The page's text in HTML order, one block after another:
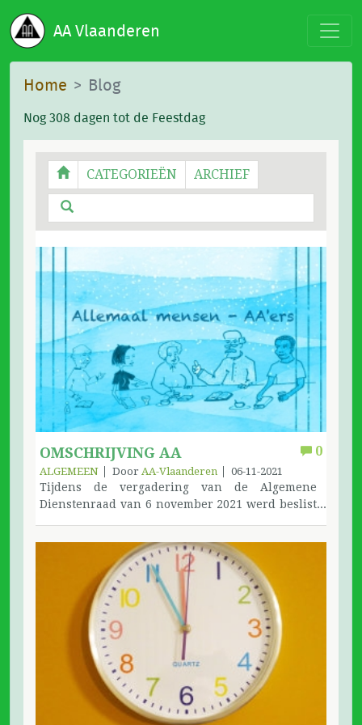
AA Vlaanderen
Home Blog
Nog 308 dagen tot de Feestdag
CATEGORIEËN ARCHIEF
0
OMSCHRIJVING AA
ALGEMEEN Door AA-Vlaanderen 06-11-2021
Tijdens de vergadering van de Algemene
Dienstenraad van 6 november 2021 werd beslist
vervangen door 'mensen'.De omschrijving wordt
dus: Anonieme Alcoholisten is een
gemeenschap van mensen die hun ervaring,
kracht en hoop met elkaar delen om hun
gemeenschappelijk probleem op te lossen en
anderen te helpen bij het herstel van hun
alcoholisme. Het enige vereiste voor
lidmaatschap is een verlangen op te houden met
drinken. Er zijn geen geldelijke verplichtingen
voor het AA-lidmaatschap; wij voorzien in onze